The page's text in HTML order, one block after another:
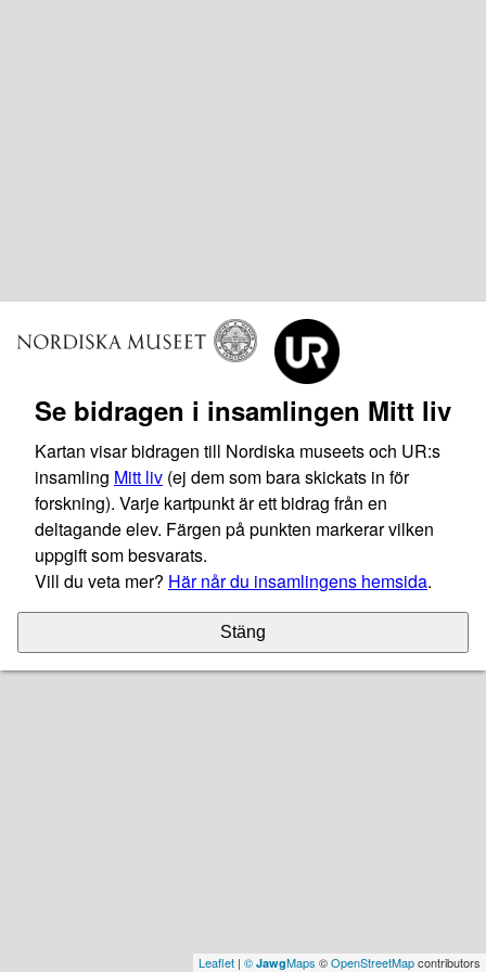
Se bidragen i insamlingen Mitt liv
Kartan visar bidragen till Nordiska museets och UR:s
insamling Mitt liv (ej dem som bara skickats in för
forskning). Varje kartpunkt är ett bidrag från en
deltagande elev. Färgen på punkten markerar vilken
uppgift som besvarats.
Vill du veta mer? Här når du insamlingens hemsida.
Stäng
Leaflet | © JawgMaps ©OpenStreetMapcontributors